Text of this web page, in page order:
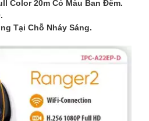
Color 20m Có Màu Ban Ðêm.
Tại Chỗ Nháy Sáng.